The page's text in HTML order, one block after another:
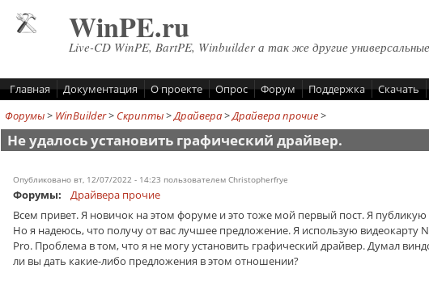
WinPE.ru
Live-CD WinPE, BartPE, Winbuilder а так же другие
Главная Документация О проекте Опрос Форум Поддержка Скачать
Форумы> WinBuilder> Скрипты>Драйвера>Драйвера прочие>
Не удалось установить графический драйвер.
Опубликовано вт, 12/07/2022 - 14:23 пользователем Christopherfrye
Форумы:
Драйвера прочие
Всем привет. Я новичок на этом форуме и это тоже мой первый пост. Я
Но я надеюсь, что получу от вас лучшее предложение. Я использую
Pro. Проблема в том, что я не могу установить графический драйвер. Думал
ли вы дать какие-либо предложения в этом отношении?